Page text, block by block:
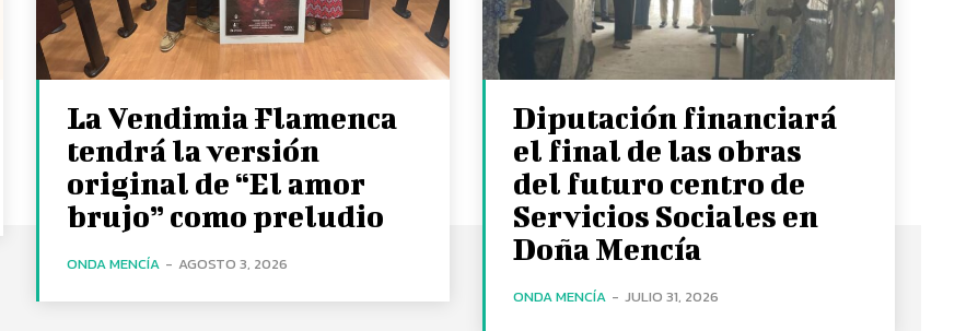
La Vendimia Flamenca
tendrá la versión
original de “El amor
brujo” como preludio
ONDA MENCÍA - AGOSTO 3, 2026
Diputación financiará
el final de las obras
del futuro centro de
Servicios Sociales en
Doña Mencía
ONDA MENCÍA - JULIO 31, 2026